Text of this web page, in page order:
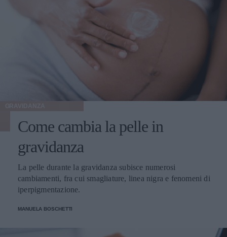
Come cambia la pelle in
gravidanza
La pelle durante la gravidanza subisce numerosi
cambiamenti, fra cui smagliature, linea nigra e fenomeni di
iperpigmentazione.
MANUELA BOSCHETTI